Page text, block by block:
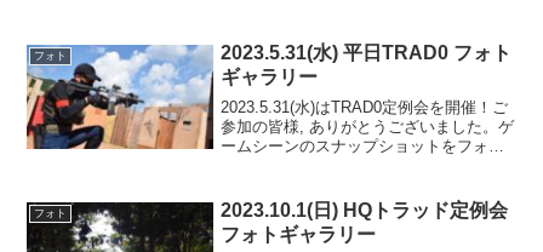
フォト
2023.5.31(水) 平日TRAD0 フォト
ギャラリー
2023.5.31(水)はTRAD0定例会を開催！ご
参加の皆様, ありがとうございました。ゲ
ームシーンのスナップショットをフォト
ネーションを実施しました！また次回の
ご...
フォト
2023.10.1(日) HQトラッド定例会
フォトギャラリー